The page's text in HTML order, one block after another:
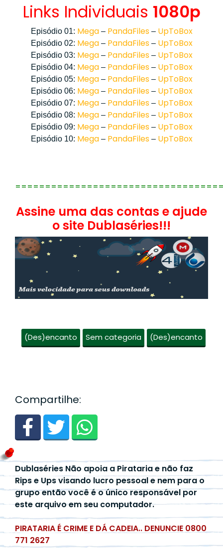
Links Individuais 1080p
Episódio 01: Mega– PandaFiles– UpToBox
Episódio 02: Mega– PandaFiles– UpToBox
Episódio 03: Mega– PandaFiles– UpToBox
Episódio 04: Mega– PandaFiles– UpToBox
Episódio 05: Mega– PandaFiles– UpToBox
Episódio 06: Mega– PandaFiles– UpToBox
Episódio 07: Mega– PandaFiles– UpToBox
Episódio 08: Mega– PandaFiles– UpToBox
Episódio 09: Mega– PandaFiles– UpToBox
Episódio 10: Mega– PandaFiles– UpToBox
Assine uma das contas e ajude
o site Dublaséries!!!
(Des)encanto Sem categoria (Des)encanto
Compartilhe:
Dublaséries Não apoia a Pirataria e não faz
Rips e Ups visando lucro pessoal e nem para o
grupo então você é o único responsável por
este arquivo em seu computador.
PIRATARIA É CRIME E DÁ CADEIA.. DENUNCIE 0800
771 2627